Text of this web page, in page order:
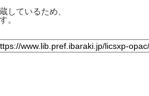
しているため、
。